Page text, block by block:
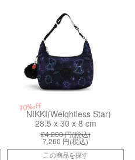
70%off
NIKKI(Weightless Star)
28.5 x 30 x 8 cm
24,200円(税込)
7,260 円(税込)
この商品を探す